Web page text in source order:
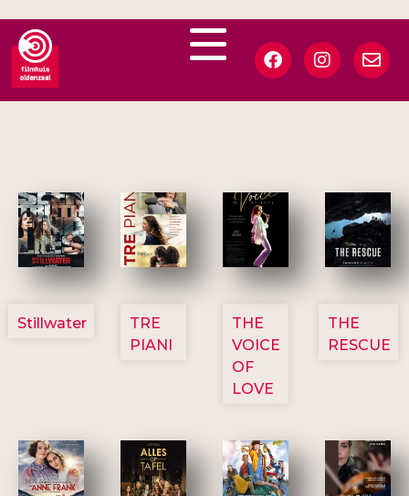
3123
Stillwater
3129
TRE
PIANI
3135
THE
VOICE
OF
LOVE
3148
THE
RESCUE